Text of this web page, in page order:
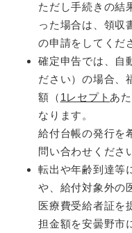
ただし手続きの結
った場合は、領収
の申請をしてくだ
確定申告では、自
ださい）の場合、
額（ 1レセプト あ
なります。
給付台帳の発行を
問い合わせくださ
転出や年齢到達等
や、給付対象外の
医療費受給者証を
担金額を安曇野市